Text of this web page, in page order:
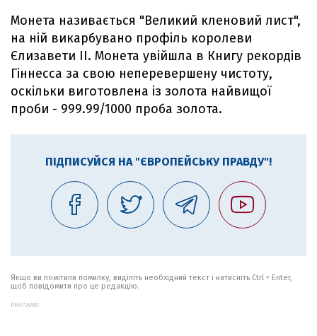
Монета називається "Великий кленовий лист",
на ній викарбувано профіль королеви
Єлизавети II. Монета увійшла в Книгу рекордів
Гіннесса за свою неперевершену чистоту,
оскільки виготовлена із золота найвищої
проби - 999.99/1000 проба золота.
ПІДПИСУЙСЯ НА "ЄВРОПЕЙСЬКУ ПРАВДУ"!
Якщо ви помітили помилку, виділіть необхідний текст і натисніть Ctrl + Enter,
щоб повідомити про це редакцію.
РЕКЛАМА: